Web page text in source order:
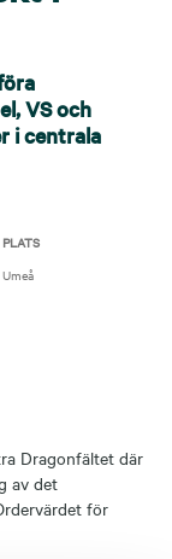
VS och
i centrala
PLATS
Umeå
Dragonfältet där
av det
för